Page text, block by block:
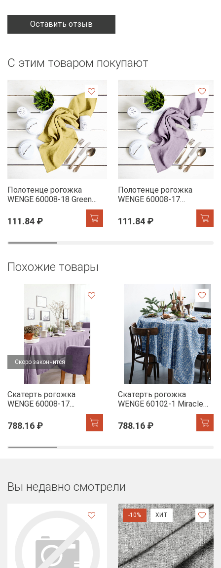
Оставить отзыв
С этим товаром покупают
Полотенце рогожка
WENGE 60008-18 Green
111.84 ₽
Полотенце рогожка
WENGE 60008-17
111.84 ₽
Похожие товары
Скоро закончится
Скатерть рогожка
WENGE 60008-17
788.16 ₽
Скатерть рогожка
WENGE 60102-1 Miracle
788.16 ₽
Вы недавно смотрели
-10% ХИТ